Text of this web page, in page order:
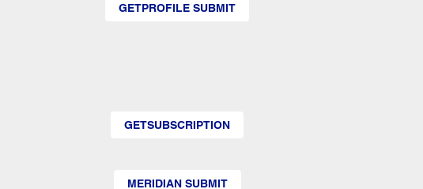
GETPROFILE SUBMIT
GETSUBSCRIPTION
MERIDIAN SUBMIT